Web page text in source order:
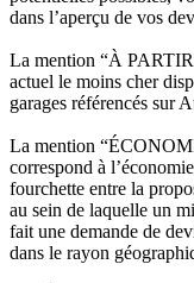
dans l’aperçu de vos
La mention “À
actuel le moins cher
garages référencés sur
La mention
correspond à
fourchette entre la
au sein de laquelle un
fait une demande de
dans le rayon